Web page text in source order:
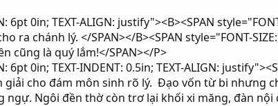
0in; TEXT-ALIGN: justify"><B><SPAN
chánh lý. </SPAN></B><SPAN style="FONT-
cũng là quý lắm!</SPAN></P>
0in; TEXT-INDENT: 0.5in; TEXT-ALIGN:
giải cho đám môn sinh rõ lý. Đạo vốn từ bi nhưng
ngự. Ngôi đền thờ còn trơ lại khối xi măng, đàn nội